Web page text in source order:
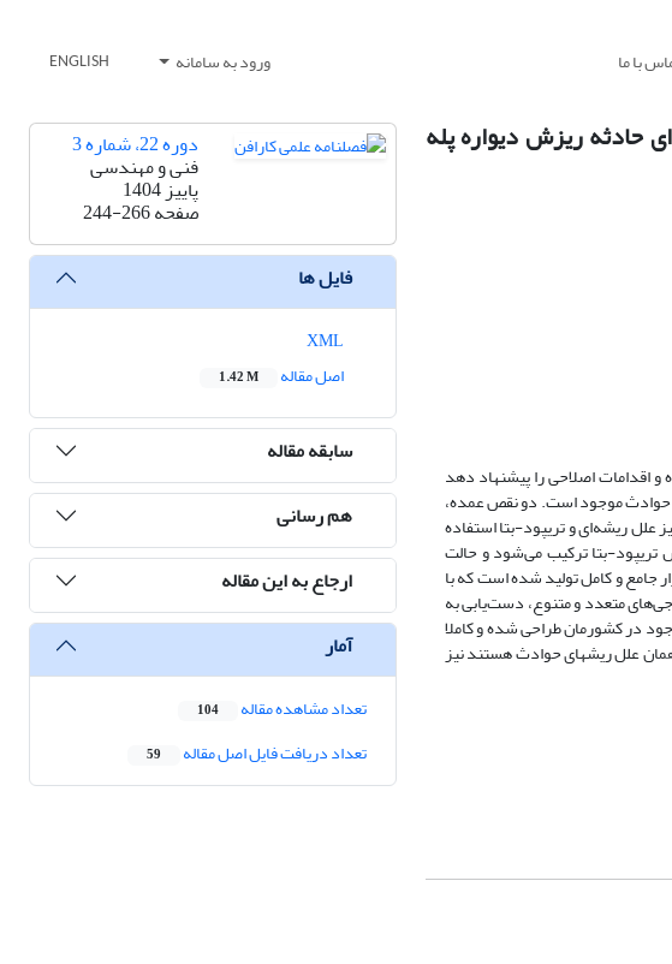
با ما ورود به سامانه ENGLISH
حادثه ریزش دیواره پله
اصلاحی را پیشنهاد دهد
حوادث موجود است. دو نقص عمده،
ریشه‌ای و تریپود-بتا استفاده
بتا ترکیب می‌شود و حالت
و کامل تولید شده است که با
متعدد و متنوع، دست‌یابی به
در کشورمان طراحی شده و کاملا
علل ریشهای حوادث هستند نیز
دوره 22، شماره 3
فنی و مهندسی
پاییز 1404
صفحه244-266
فایل ها
اصل مقاله
1.42 M
سابقه مقاله
هم رسانی
ارجاع به این مقاله
آمار
تعداد مشاهده مقاله 104
تعداد دریافت فایل اصل مقاله 59